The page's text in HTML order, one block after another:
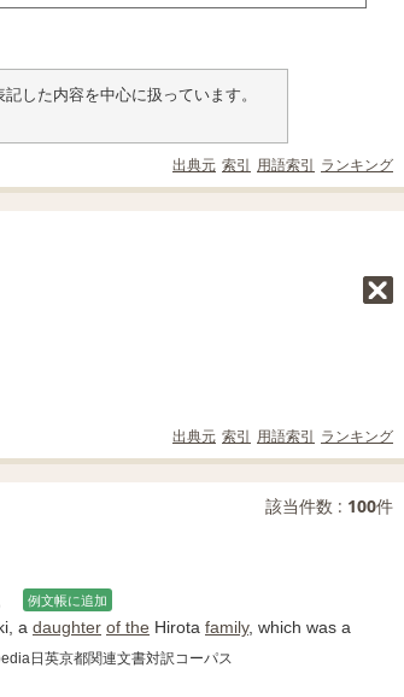
した内容を中心に扱っています。
出典元 索引 用語索引 ランキング
出典元 索引 用語索引 ランキング
該当件数 : 100件
例文帳に追加
a daughter of the Hirota family, which was a
日英京都関連文書対訳コーパス